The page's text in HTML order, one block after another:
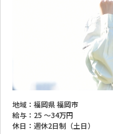
地域： 福岡県 福岡市
給与： 25 ～34万円
休日： 週休2日制（土日）